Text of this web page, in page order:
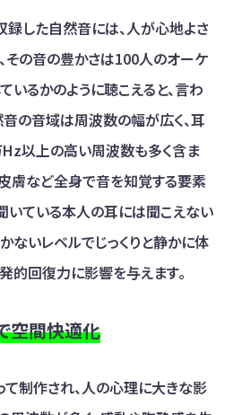
した自然音には、人が心地よさ
その音の豊かさは100人のオーケ
いるかのように聴こえると、言わ
音の音域は周波数の幅が広く、耳
Hz以上の高い周波数も多く含ま
膚など全身で音を知覚する要素
いている本人の耳には聞こえない
ないレベルでじっくりと静かに体
的回復力に影響を与えます。
空間快適化
制作され、人の心理に大きな影